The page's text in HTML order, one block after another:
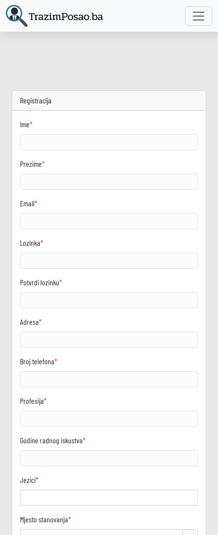
Registracija
Ime*
Prezime*
Email*
Lozinka*
Potvrdi lozinku*
Adresa*
Broj telefona*
Profesija*
Godine radnog iskustva*
Jezici*
Mjesto stanovanja*